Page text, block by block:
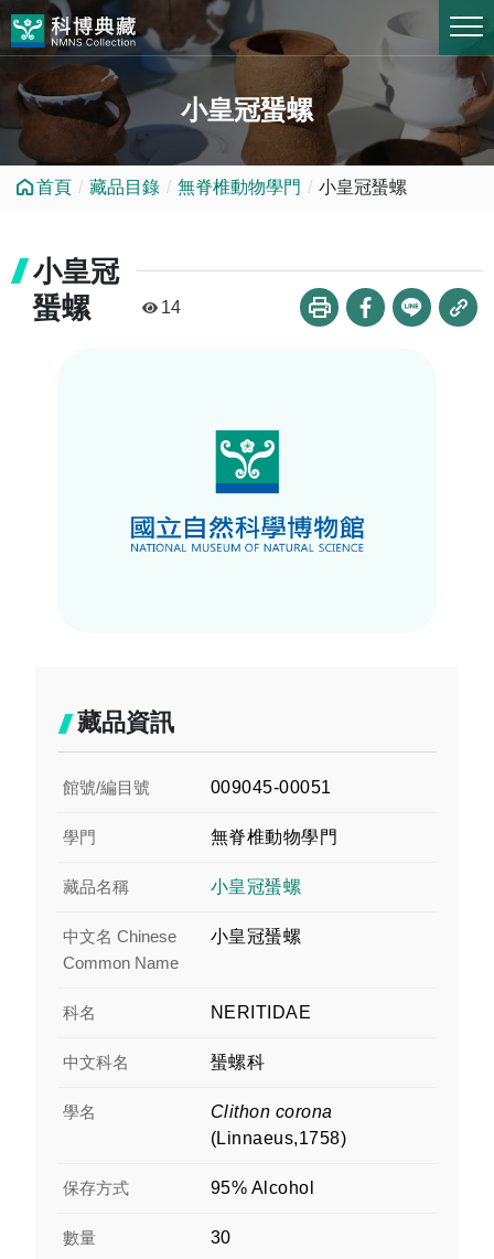
跳到中央內容區塊
小皇冠蜑螺
首頁 藏品目錄 無脊椎動物學門 小皇冠蜑螺
小皇冠
蜑螺
14
藏品資訊
館號/編目號 009045-00051
學門 無脊椎動物學門
藏品名稱 小皇冠蜑螺
中文名 Chinese
Common Name
小皇冠蜑螺
科名 NERITIDAE
中文科名 蜑螺科
學名
Clithon corona
(Linnaeus,1758)
保存方式 95% Alcohol
數量 30